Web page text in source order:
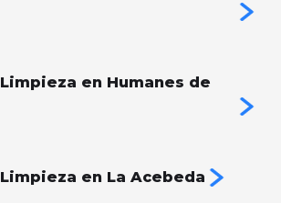
en Humanes de
en La Acebeda